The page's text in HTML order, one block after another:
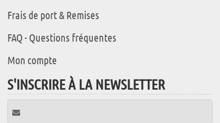
Frais de port & Remises
FAQ - Questions fréquentes
Mon compte
S'INSCRIRE À LA NEWSLETTER